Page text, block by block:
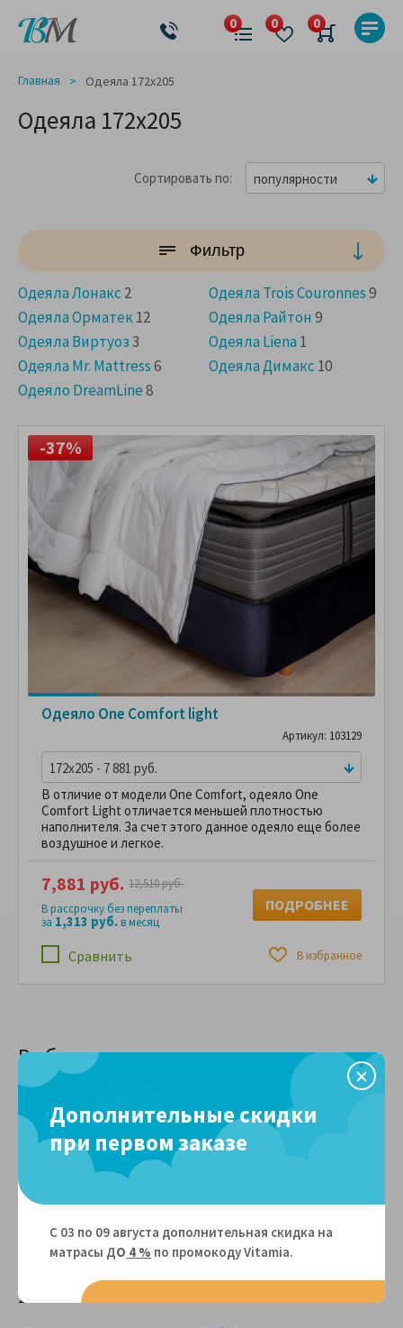
Главная Одеяла 172x205
Одеяла 172x205
Сортировать по популярности
Фильтр
Одеяла Лонакс 2
Одеяла Орматек12
Одеяла Виртуоз3
Одеяла Mr. Mattress6
Одеяло DreamLine8
Одеяла Trois Couronnes9
Одеяла Райтон 9
Одеяла Liena 1
Одеяла Димакс 10
-37%
Одеяло One Comfort light
Артикул: 103129
172x205 - 7 881 руб.
В отличие от модели One Comfort, одеяло One
Comfort Light отличается меньшей плотностью
наполнителя. За счет этого данное одеяло еще более
воздушное и легкое.
Сравнить В избранное
7,881 руб. 12,510 руб.
В рассрочку без переплаты
за 1,313 руб.в месяц
ПОДРОБНЕЕ
Выбор по размеру
100 см
100x140
110 см
110x140
120x190
150x200 150x210 155x200
160x210
170 см
Дополнительные скидки
при первом заказе
С 03 по 09 августа дополнительная скидка на
матрасы ДО 4 % по промокоду Vitamiа.